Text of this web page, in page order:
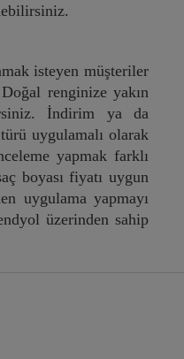
isteyen müşteriler
renginize yakın
İndirim ya da
uygulamalı olarak
yapmak farklı
boyası fiyatı uygun
uygulama yapmayı
üzerinden sahip